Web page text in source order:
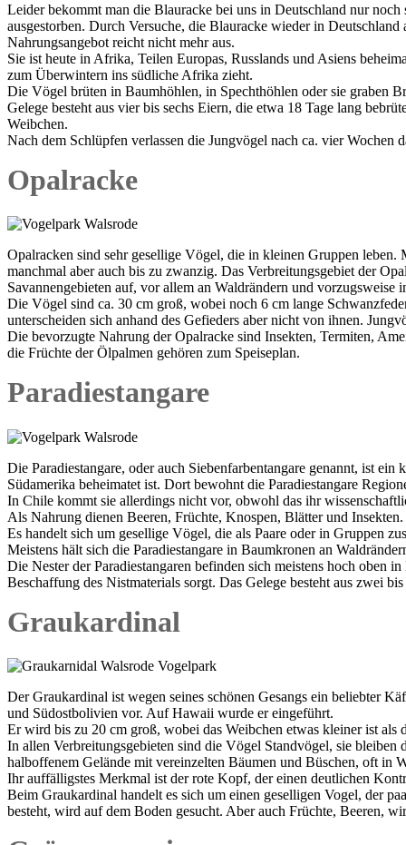
Leider bekommt man die Blauracke bei uns in Deutschland nur
ausgestorben. Durch Versuche, die Blauracke wieder in
Nahrungsangebot reicht nicht mehr aus.
Sie ist heute in Afrika, Teilen Europas, Russlands und Asiens
zum Überwintern ins südliche Afrika zieht.
Die Vögel brüten in Baumhöhlen, in Spechthöhlen oder sie graben
Gelege besteht aus vier bis sechs Eiern, die etwa 18 Tage lang
Weibchen.
Nach dem Schlüpfen verlassen die Jungvögel nach ca. vier Wochen
Opalracke
Opalracken sind sehr gesellige Vögel, die in kleinen Gruppen
manchmal aber auch bis zu zwanzig. Das Verbreitungsgebiet der
Savannengebieten auf, vor allem an Waldrändern und vorzugsweise
Die Vögel sind ca. 30 cm groß, wobei noch 6 cm lange
unterscheiden sich anhand des Gefieders aber nicht von ihnen.
Die bevorzugte Nahrung der Opalracke sind Insekten, Termiten,
die Früchte der Ölpalmen gehören zum Speiseplan.
Paradiestangare
Die Paradiestangare, oder auch Siebenfarbentangare genannt, ist
Südamerika beheimatet ist. Dort bewohnt die Paradiestangare
In Chile kommt sie allerdings nicht vor, obwohl das ihr
Als Nahrung dienen Beeren, Früchte, Knospen, Blätter und Insekten.
Es handelt sich um gesellige Vögel, die als Paare oder in Gruppen
Meistens hält sich die Paradiestangare in Baumkronen an
Die Nester der Paradiestangaren befinden sich meistens hoch oben
Beschaffung des Nistmaterials sorgt. Das Gelege besteht aus zwei
Graukardinal
Der Graukardinal ist wegen seines schönen Gesangs ein beliebter
und Südostbolivien vor. Auf Hawaii wurde er eingeführt.
Er wird bis zu 20 cm groß, wobei das Weibchen etwas kleiner ist als
In allen Verbreitungsgebieten sind die Vögel Standvögel, sie bleiben
halboffenem Gelände mit vereinzelten Bäumen und Büschen, oft in
Ihr auffälligstes Merkmal ist der rote Kopf, der einen deutlichen
Beim Graukardinal handelt es sich um einen geselligen Vogel, der
besteht, wird auf dem Boden gesucht. Aber auch Früchte, Beeren,